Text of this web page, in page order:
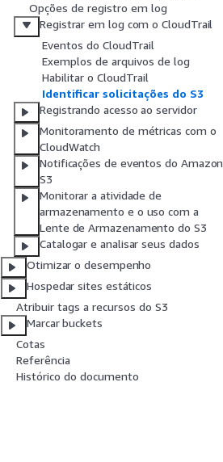
Opções de registro em log
Registrar em log com o CloudTrail
Eventos do CloudTrail
Exemplos de arquivos de log
Habilitar o CloudTrail
Identificar solicitações do S3
Registrando acesso ao servidor
Monitoramento de métricas com o
CloudWatch
Notificações de eventos do Amazon
S3
Monitorar a atividade de
armazenamento e o uso com a
Lente de Armazenamento do S3
Catalogar e analisar seus dados
Otimizar o desempenho
Hospedar sites estáticos
Atribuir tags a recursos do S3
Marcar buckets
Cotas
Referência
Histórico do documento